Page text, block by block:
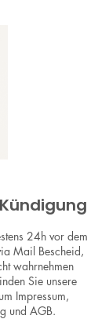
24h vor dem
Mail Bescheid,
wahrnehmen
Sie unsere
Impressum,
und AGB.